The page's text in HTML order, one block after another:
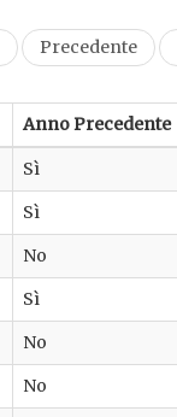
Precedente
Anno Precedente
Sì
Sì
No
Sì
No
No